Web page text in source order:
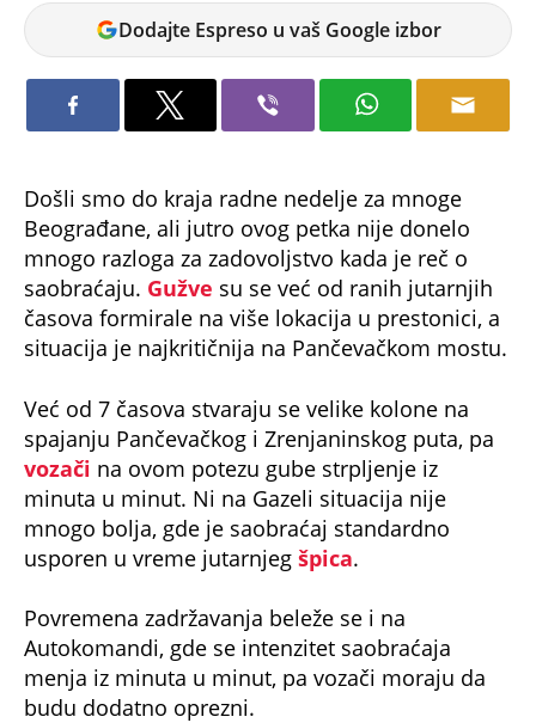
Dijana
Spasov
Dodajte Espreso u vaš Google izbor
Došli smo do kraja radne nedelje za mnoge
Beograđane, ali jutro ovog petka nije donelo
mnogo razloga za zadovoljstvo kada je reč o
saobraćaju. Gužve su se već od ranih jutarnjih
časova formirale na više lokacija u prestonici, a
situacija je najkritičnija na Pančevačkom mostu.
Već od 7 časova stvaraju se velike kolone na
spajanju Pančevačkog i Zrenjaninskog puta, pa
vozači na ovom potezu gube strpljenje iz
minuta u minut. Ni na Gazeli situacija nije
mnogo bolja, gde je saobraćaj standardno
usporen u vreme jutarnjeg špica.
Povremena zadržavanja beleže se i na
Autokomandi, gde se intenzitet saobraćaja
menja iz minuta u minut, pa vozači moraju da
budu dodatno oprezni.